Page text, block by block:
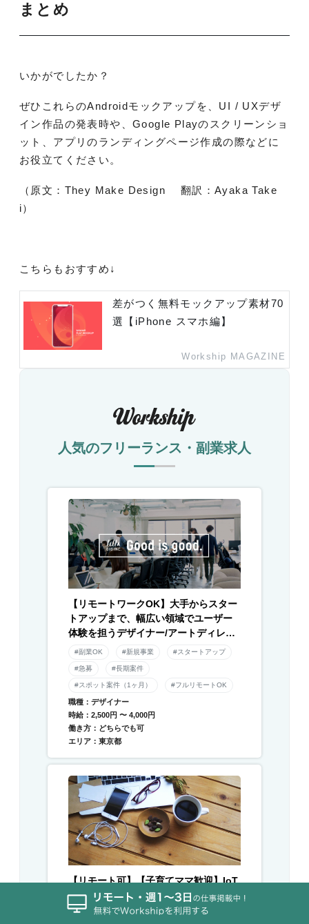
まとめ
いかがでしたか？
ぜひこれらのAndroidモックアップを、 UI / UXデザ
イン作品の発表時や、 Google Playのスクリーンショ
ット、アプリのランディングページ作成の際などに
お役立てください。
（原文：They Make Design 翻訳：Ayaka Take
i）
こちらもおすすめ↓
差がつく無料モックアップ素材70
選【iPhone スマホ編】
Workship MAGAZINE
人気のフリーランス・副業求人
【リモートワークOK】大手からスター
トアップまで、幅広い領域でユーザー
体験を担うデザイナー/アートディレク
ター募集！
#副業OK #新規事業 #スタートアップ
#急募 #長期案件
#スポット案件（1ヶ月） #フルリモートOK
職種：デザイナー
時給：2,500円 〜 4,000円
働き方：どちらでも可
エリア：東京都
【リモート可】【子育てママ歓迎】IoT
サービスで世界中の家族を幸せに。ア
プリデザイナー(スマホ・タブレット) /